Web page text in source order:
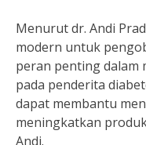
Menurut dr. Andi
modern untuk
peran penting dalam
pada penderita
dapat membantu
meningkatkan
Andi.